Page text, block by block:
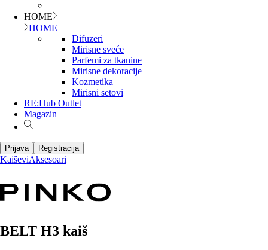
HOME
HOME
Difuzeri
Mirisne sveće
Parfemi za tkanine
Mirisne dekoracije
Kozmetika
Mirisni setovi
RE:Hub Outlet
Magazin
Prijava Registracija
KaiševiAksesoari
BELT H3 kaiš